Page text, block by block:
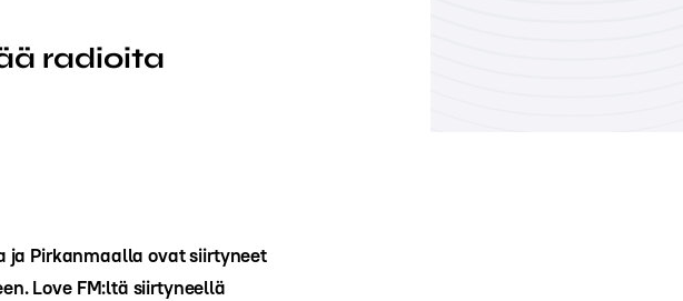
radioita
ja Pirkanmaalla ovat siirtyneet
Love FM:ltä siirtyneellä